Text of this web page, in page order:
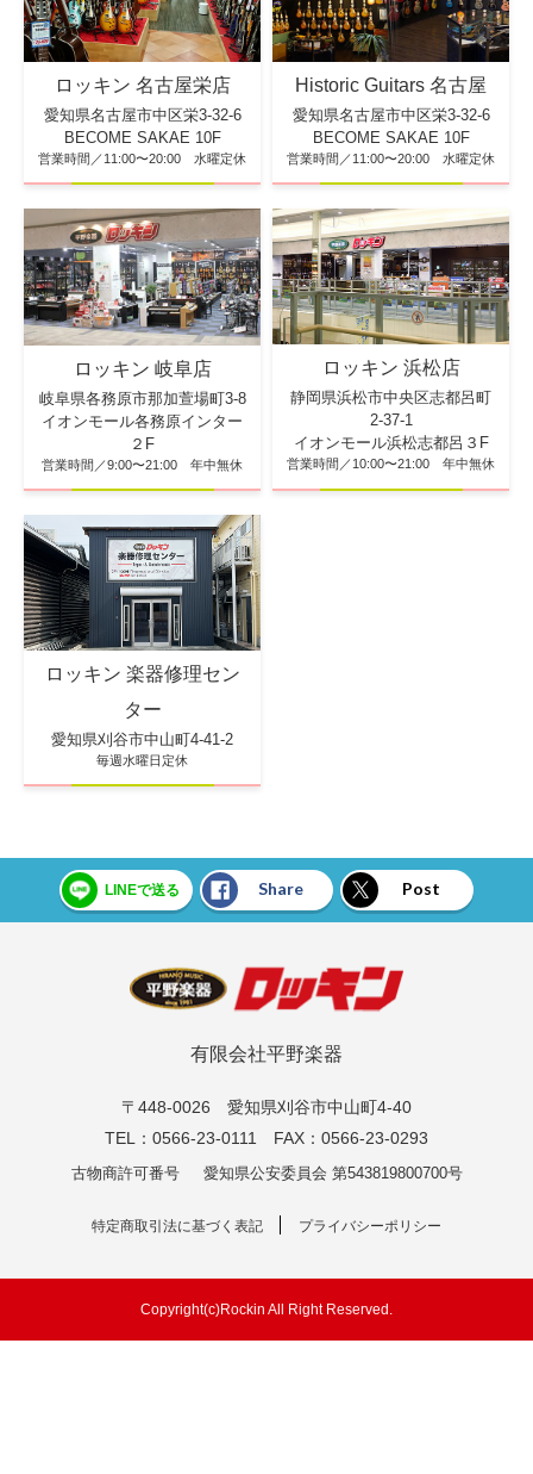
ロッキン 名古屋栄店
愛知県名古屋市中区栄3-32-6
BECOME SAKAE 10F
営業時間／11:00〜20:00 水曜定休
Historic Guitars 名古屋
愛知県名古屋市中区栄3-32-6
BECOME SAKAE 10F
営業時間／11:00〜20:00 水曜定休
ロッキン 岐阜店
岐阜県各務原市那加萱場町3-8
イオンモール各務原インター
２F
営業時間／9:00〜21:00 年中無休
ロッキン 浜松店
静岡県浜松市中央区志都呂町
2-37-1
イオンモール浜松志都呂３F
営業時間／10:00〜21:00 年中無休
ロッキン 楽器修理セン
ター
愛知県刈谷市中山町4-41-2
毎週水曜日定休
LINEで送る Share Post
有限会社平野楽器
〒448-0026 愛知県刈谷市中山町4-40
TEL：0566-23-0111 FAX：0566-23-0293
古物商許可番号 愛知県公安委員会 第543819800700号
特定商取引法に基づく表記 プライバシーポリシー
Copyright(c)Rockin All Right Reserved.